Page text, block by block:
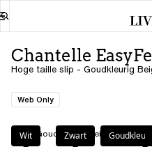
Chantelle
Hoge taille slip - Goudkleurig
Web Only
Kleur: Goudkleurig Beige
Wit Zwart